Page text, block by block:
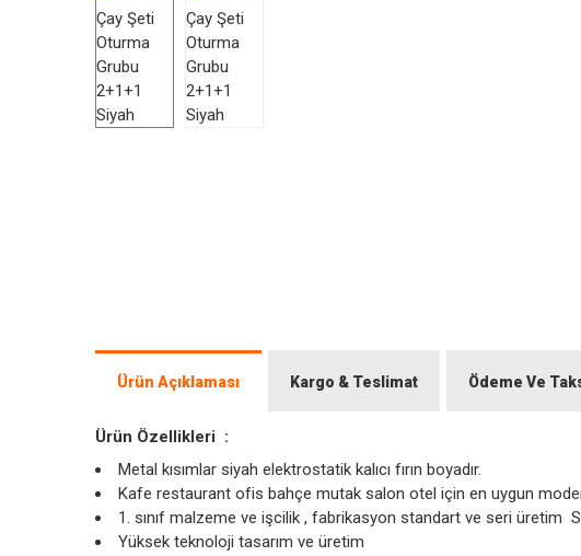
Ürün Açıklaması Kargo & Teslimat Ödeme Ve
Ürün Özellikleri :
Metal kısımlar siyah elektrostatik kalıcı fırın boyadır.
Kafe restaurant ofis bahçe mutak salon otel için en uygun
1. sınıf malzeme ve işcilik , fabrikasyon standart ve seri üretim
Yüksek teknoloji tasarım ve üretim